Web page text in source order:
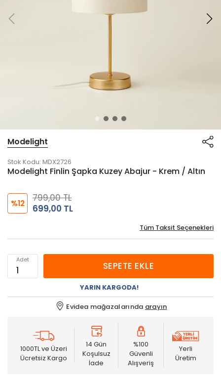
Modelight
Stok Kodu: MDX2726
Modelight Finlin Şapka Kuzey Abajur - Krem / Altın
%12
799,00 TL
699,00 TL
Tüm Taksit Seçenekleri
Adet
SEPETE EKLE
YARIN KARGODA!
Evidea mağazalarında arayın
1000TL ve Üzeri
Ücretsiz Kargo
14 Gün
Koşulsuz
İade
%100
Güvenli
Alışveriş
Yerli
Üretim